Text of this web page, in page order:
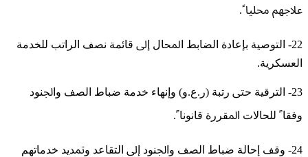
ﻋﻼﺟﻬﻢ ﳏﻠﻴﺎﹰ.
22- ﺍﻟﺘﻮﺻﻴﺔ ﺑﺈﻋﺎﺩﺓ ﺍﻟﻀﺎﺑﻂ ﺍﶈﺎﻝ ﺇﱃ ﻗﺎﺋﻤﺔ ﻧﺼﻒ ﺍﻟﺮﺍﺗﺐ ﻟﻠﺨﺪﻣﺔ
ﺍﻟﻌﺴﻜﺮﻳﺔ.
23- ﺍﻟﺘﺮﻗﻴﺔ ﺣﱴ ﺭﺗﺒﺔ (ﺭ.ﻉ.ﻭ) ﻭإنهاء ﺧﺪﻣﺔ ﺿﺒﺎﻁ ﺍﻟﺼﻒ ﻭﺍﳉﻨﻮﺩ
ﻭﻓﻘﺎﹰ ﻟﻠﺤﺎﻻﺕ ﺍﳌﻘﺮﺭﺓ ﻗﺎﻧﻮﻧﺎﹰ.
24- ﻭﻗﻒ ﺇﺣﺎﻟﺔ ﺿﺒﺎﻁ ﺍﻟﺼﻒ ﻭﺍﳉﻨﻮﺩ ﺇﱃ ﺍﻟﺘﻘﺎﻋﺪ ﻭﲤﺪﻳﺪ ﺧﺪﻣﺎتهم